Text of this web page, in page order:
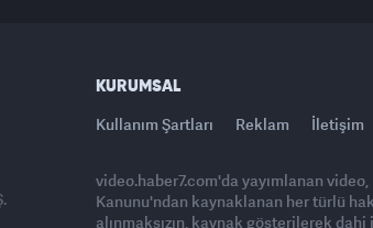
KURUMSAL
Kullanım Şartları Reklam İletişim
video.haber7.com'da yayımlanan video,
Kanunu'ndan kaynaklanan her türlü
alınmaksızın, kaynak gösterilerek